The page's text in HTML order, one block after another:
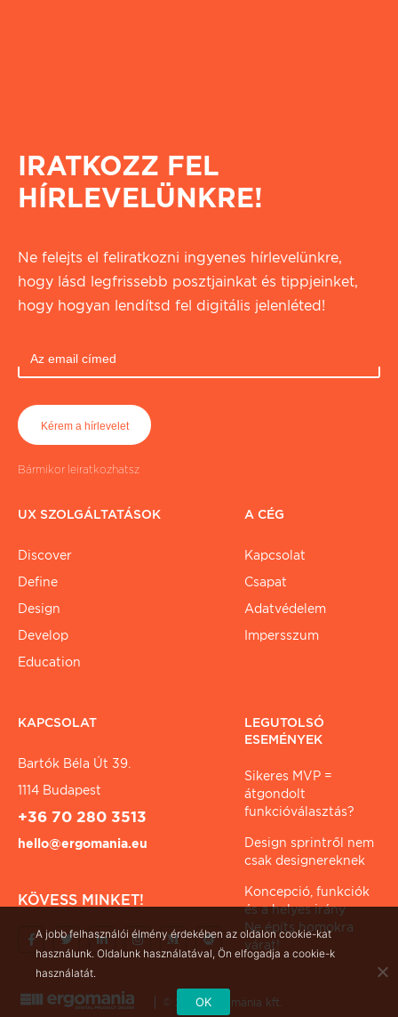
IRATKOZZ FEL
HÍRLEVELÜNKRE!
Ne felejts el feliratkozni ingyenes hírlevelünkre,
hogy lásd legfrissebb posztjainkat és tippjeinket,
hogy hogyan lendítsd fel digitális jelenléted!
Bármikor leiratkozhatsz
UX SZOLGÁLTATÁSOK
Discover
Define
Design
Develop
Education
A CÉG
Kapcsolat
Csapat
Adatvédelem
Impersszum
KAPCSOLAT
Bartók Béla Út 39.
1114 Budapest
+36 70 280 3513
hello@ergomania.eu
KÖVESS MINKET!
LEGUTOLSÓ
ESEMÉNYEK
Sikeres MVP =
átgondolt
funkcióválasztás?
Design sprintről nem
csak designereknek
Koncepció, funkciók
és a helyes irány
Ne építs homokra
várat!
© 2026 ergománia kft.
A jobb felhasználói élmény érdekében az oldalon cookie-kat
használunk. Oldalunk használatával, Ön elfogadja a cookie-k
használatát.
OK